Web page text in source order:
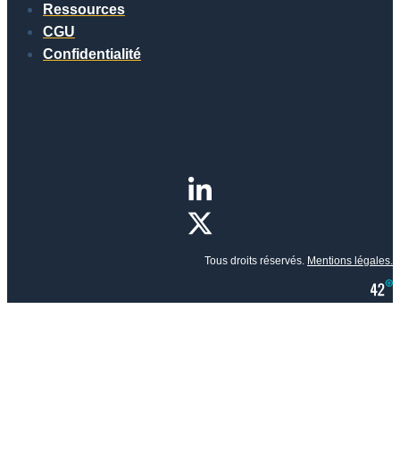
Ressources
CGU
Confidentialité
Tous droits réservés. Mentions légales.